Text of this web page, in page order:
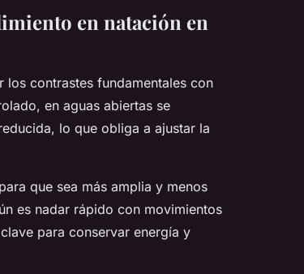
en natación en
los contrastes fundamentales con
en aguas abiertas se
lo que obliga a ajustar la
que sea más amplia y menos
es nadar rápido con movimientos
para conservar energía y